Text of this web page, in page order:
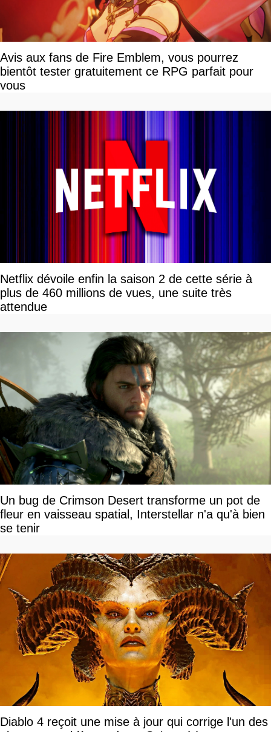
Avis aux fans de Fire Emblem, vous pourrez
bientôt tester gratuitement ce RPG parfait pour
vous
Netflix dévoile enfin la saison 2 de cette série à
plus de 460 millions de vues, une suite très
attendue
Un bug de Crimson Desert transforme un pot de
fleur en vaisseau spatial, Interstellar n'a qu'à bien
se tenir
Diablo 4 reçoit une mise à jour qui corrige l'un des